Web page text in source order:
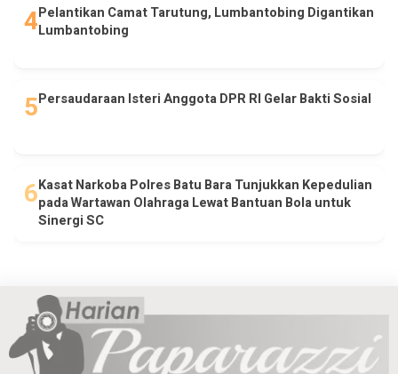
Pelantikan Camat Tarutung, Lumbantobing Digantikan
Lumbantobing
Persaudaraan Isteri Anggota DPR RI Gelar Bakti Sosial
Kasat Narkoba Polres Batu Bara Tunjukkan Kepedulian
pada Wartawan Olahraga Lewat Bantuan Bola untuk
Sinergi SC